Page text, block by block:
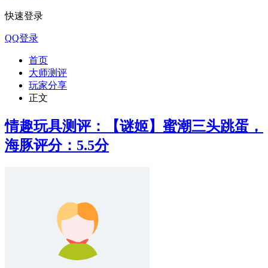
快速登录
QQ登录
首页
大师测评
玩家分享
正文
情趣玩具测评：【谜姬】蜜潮三头跳蛋，
海豚评分：5.5分